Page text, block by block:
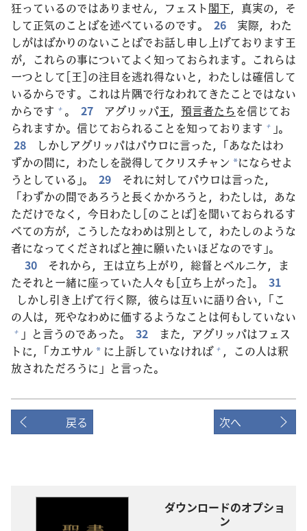
狂っているのではありません，フェスト閣下， 真実の，そ
して正気のことばを述べているのです。 26 実際，わた
しがはばかりのないことばでお話し申 し 上げております王
が，これらの事についてよく 知っておられます。これらは
一つとして[王]の注目を逃れ得ないと，わたしは確信して
いるからです。これは片隅で行なわれてきたことではない
からです + 。 27 アグリッパ王， 預言者たちを信じてお
られますか。 信じておられることを知っております + 」。
28
しかしアグリッパはパウロに言った，「あなたはわ
ずかの間に，わたしを説得してクリスチャン *にならせよ
うとしている」。
29 それに対してパウロは言った，
「わずかの間であろうと長くかかろうと，わたしは，あな
ただけでなく， 今日わたし[のことば]を聞いておられるす
べての方が，こうしたなわめは別として，わたしのような
者になってくださればと神に願いたいほどなのです」。
30
それから， 王は立ち 上がり， 総督とベルニケ，ま
たそれと一緒に座っていた人々 も[立ち 上がった]。
31
しかし引き 上げて行く 際， 彼らは互いに語り合い，「こ
の人は， 死やなわめに価するようなことは何もしていない
+ 」と言うのであった。 32
また，アグリッパはフェス
トに，「カエサル * に 上訴していなければ + ，この人は釈
放されただろうに」と言った。
戻る 次へ
ダウンロードのオプショ
ン